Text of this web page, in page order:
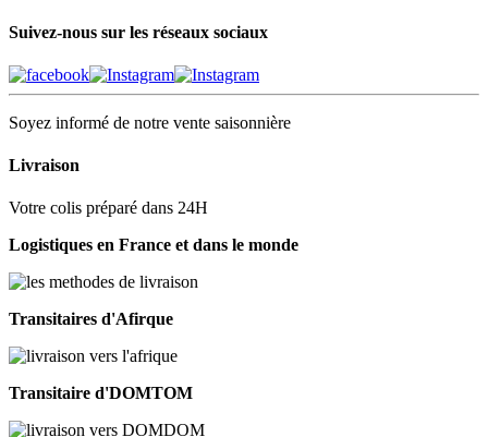
Suivez-nous sur les réseaux sociaux
Soyez informé de notre vente saisonnière
Livraison
Votre colis préparé dans 24H
Logistiques en France et dans le monde
Transitaires d'Afirque
Transitaire d'DOMTOM